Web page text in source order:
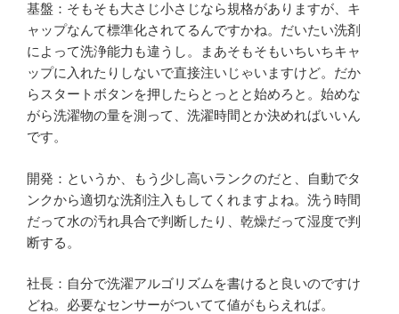
基盤：そもそも大さじ小さじなら規格がありますが、キ
ャップなんて標準化されてるんですかね。だいたい洗剤
によって洗浄能力も違うし。まあそもそもいちいちキャ
ップに入れたりしないで直接注いじゃいますけど。だか
らスタートボタンを押したらとっとと始めろと。始めな
がら洗濯物の量を測って、洗濯時間とか決めればいいん
です。
開発：というか、もう少し高いランクのだと、自動でタ
ンクから適切な洗剤注入もしてくれますよね。洗う時間
だって水の汚れ具合で判断したり、乾燥だって湿度で判
断する。
社長：自分で洗濯アルゴリズムを書けると良いのですけ
どね。必要なセンサーがついてて値がもらえれば。